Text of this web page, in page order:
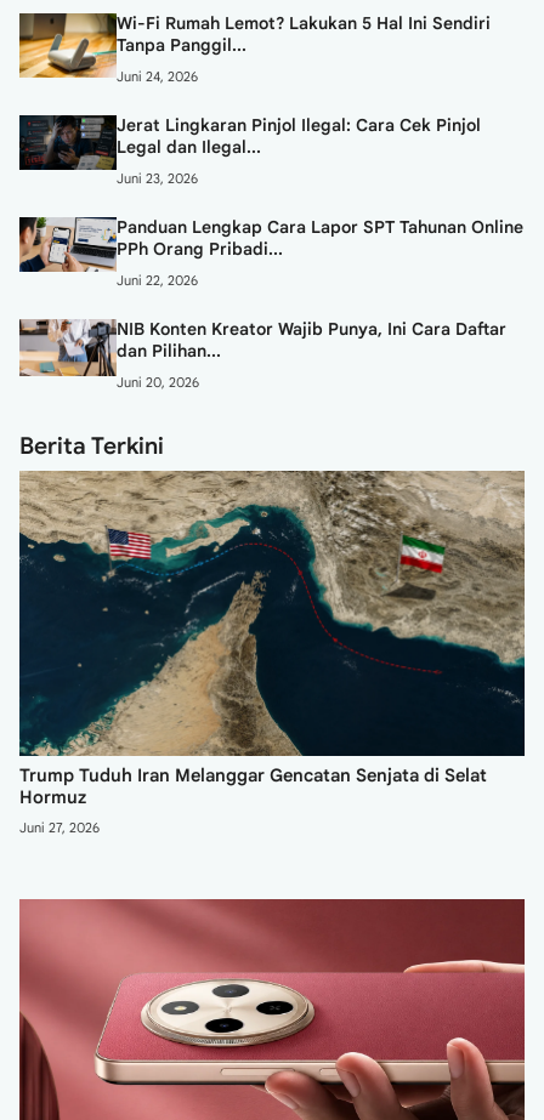
Wi-Fi Rumah Lemot? Lakukan 5 Hal Ini Sendiri
Tanpa Panggil...
Juni 24, 2026
Jerat Lingkaran Pinjol Ilegal: Cara Cek Pinjol
Legal dan Ilegal...
Juni 23, 2026
Panduan Lengkap Cara Lapor SPT Tahunan Online
PPh Orang Pribadi...
Juni 22, 2026
NIB Konten Kreator Wajib Punya, Ini Cara Daftar
dan Pilihan...
Juni 20, 2026
Berita Terkini
Trump Tuduh Iran Melanggar Gencatan Senjata di Selat
Hormuz
Juni 27, 2026